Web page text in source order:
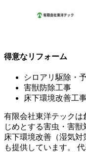
得意なリフォーム
シロアリ駆除・
害獣防除工事
床下環境改善工
有限会社東洋テックは
じめとする害虫・害獣
床下環境改善（湿気
も提供しています。